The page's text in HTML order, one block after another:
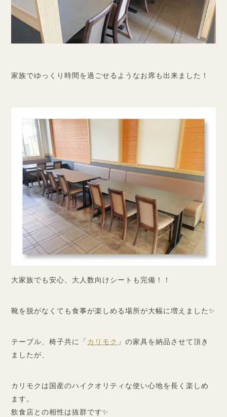
家族でゆっくり時間を過ごせるようなお席も出来ました！
大家族でも安心、大人数向けシートも完備！！
靴を脱がなくても食事が楽しめる場所が大幅に増えました✨
テーブル、椅子共に「 カリモク 」の家具を納品させて頂き
ましたが、
カリモクは国産のハイクオリティな使い心地を長く楽しめ
ます。
飲食店との相性は抜群です✨